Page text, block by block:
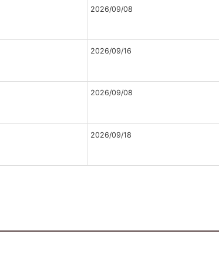
2026/09/08
2026/09/16
2026/09/08
2026/09/18